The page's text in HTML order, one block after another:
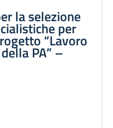
la selezione
per
“Lavoro
PA” –